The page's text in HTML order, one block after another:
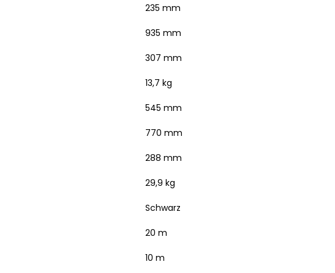
235 mm
935 mm
307 mm
13,7 kg
545 mm
770 mm
288 mm
29,9 kg
Schwarz
20 m
10 m